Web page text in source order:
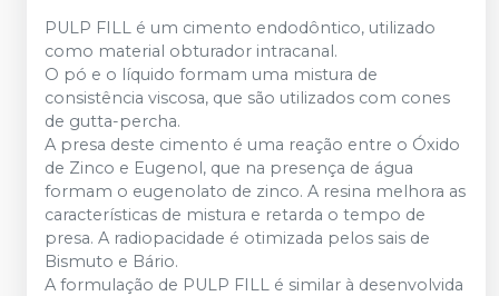
PULP FILL é um cimento endodôntico, utilizado
como material obturador intracanal.
O pó e o líquido formam uma mistura de
consistência viscosa, que são utilizados com cones
de gutta-percha.
A presa deste cimento é uma reação entre o Óxido
de Zinco e Eugenol, que na presença de água
formam o eugenolato de zinco. A resina melhora as
características de mistura e retarda o tempo de
presa. A radiopacidade é otimizada pelos sais de
Bismuto e Bário.
A formulação de PULP FILL é similar à desenvolvida